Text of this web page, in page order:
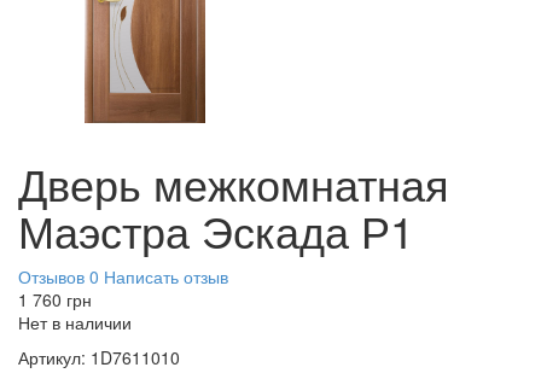
Дверь межкомнатная
Маэстра Эскада Р1
Отзывов 0 Написать отзыв
1 760 грн
Нет в наличии
Артикул: 1D7611010